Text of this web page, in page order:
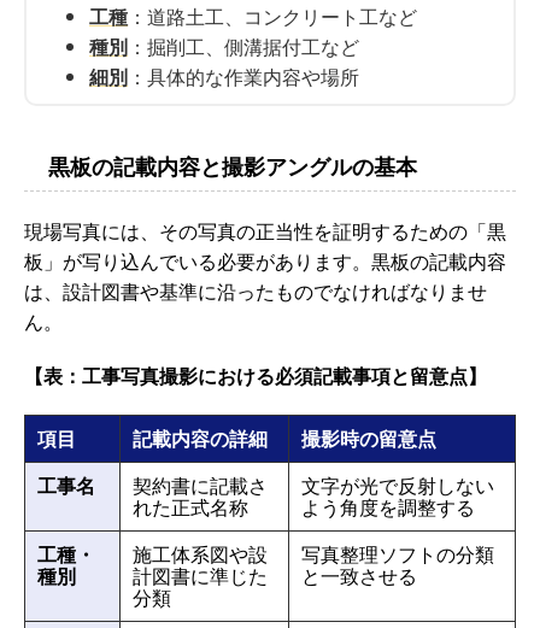
工種 ：道路土工、コンクリート工など
種別 ：掘削工、側溝据付工など
細別 ：具体的な作業内容や場所
黒板の記載内容と撮影アングルの基本
現場写真には、その写真の正当性を証明するための「黒
板」が写り込んでいる必要があります。黒板の記載内容
は、設計図書や基準に沿ったものでなければなりませ
ん。
【表：工事写真撮影における必須記載事項と留意点】
項目 記載内容の詳細
撮影時の留意点
工事名
契約書に記載さ
れた正式名称
文字が光で反射しない
よう角度を調整する
工種・
種別
施工体系図や設
計図書に準じた
分類
写真整理ソフトの分類
と一致させる